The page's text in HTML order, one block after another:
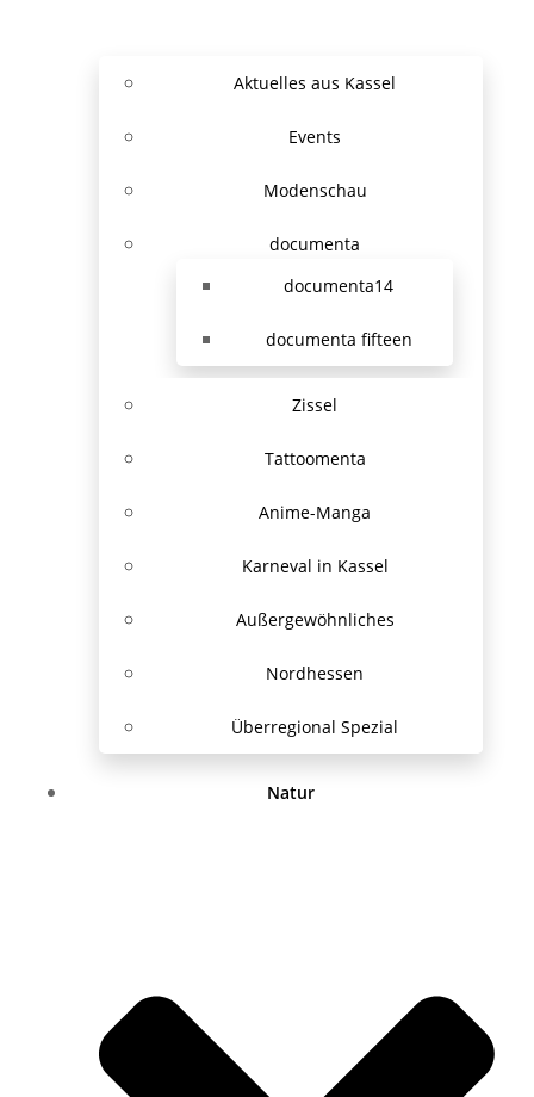
Aktuelles aus Kassel
Events
Modenschau
documenta
documenta14
documenta fifteen
Zissel
Tattoomenta
Anime-Manga
Karneval in Kassel
Außergewöhnliches
Nordhessen
Überregional Spezial
Natur